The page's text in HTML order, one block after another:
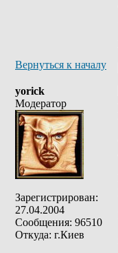
Вернуться к началу
yorick
Модератор
Зарегистрирован:
27.04.2004
Сообщения: 96510
Откуда: г.Киев